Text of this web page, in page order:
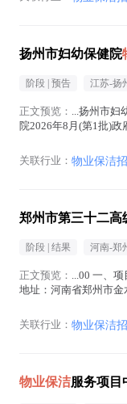
扬州市妇幼保健院
阶段 | 预告 江苏-扬
正文预览： ...扬州市妇
院2026年8月(第1批)
关联行业： 物业保洁
郑州市第三十二高
阶段 | 结果 河南-郑
正文预览： ...00 一、
地址：河南省郑州市
关联行业： 物业保洁
物业保洁服务项目